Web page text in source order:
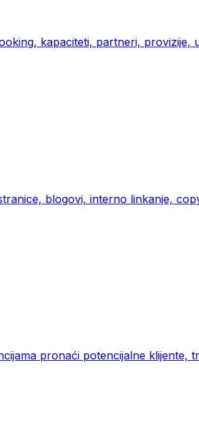
kapaciteti, partneri, provizije,
blogovi, interno linkanje,
pronaći potencijalne klijente,